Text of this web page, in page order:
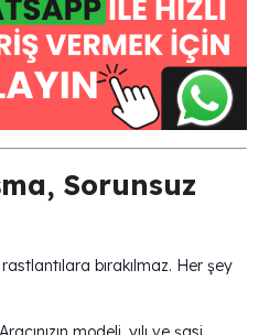
Sorunsuz
bırakılmaz. Her şey